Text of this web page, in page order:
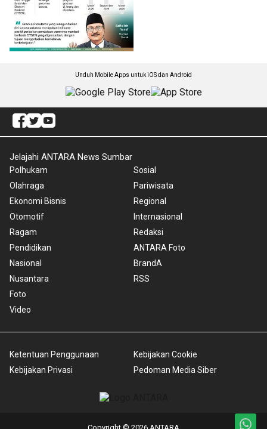
Unduh Mobile Apps untuk iOS dan Android
Jelajahi ANTARA News Sumbar
Polhukam
Olahraga
Ekonomi Bisnis
Otomotif
Ragam
Pendidikan
Nasional
Nusantara
Foto
Video
Sosial
Pariwisata
Regional
Internasional
Redaksi
ANTARA Foto
BrandA
RSS
Ketentuan Penggunaan
Kebijakan Privasi
Kebijakan Cookie
Pedoman Media Siber